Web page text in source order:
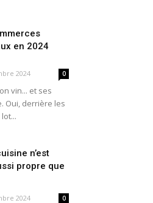
en 2024
2024 0
vin... et ses
Oui, derrière les
n’est
propre que
2024 0